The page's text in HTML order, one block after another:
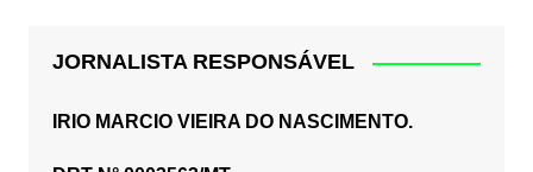
JORNALISTA RESPONSÁVEL
IRIO MARCIO VIEIRA DO NASCIMENTO.